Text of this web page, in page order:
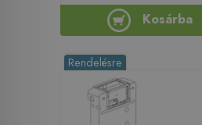
Kosárba
Rendelésre